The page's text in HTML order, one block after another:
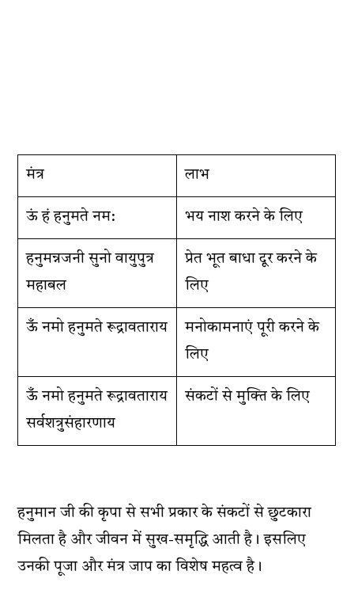
मंत्र लाभ
ऊं हं हनुमते नम: भय नाश करने के लिए
हनुमन्नजनी सुनो वायुपुत्र
महाबल
प्रेत भूत बाधा दूर करने के
लिए
ऊँ नमो हनुमते रूद्रावताराय
मनोकामनाएं पूरी करने के
लिए
ऊँ नमो हनुमते रूद्रावताराय
सर्वशत्रुसंहारणाय
संकटों से मुक्ति के लिए
हनुमान जी की कृपा से सभी प्रकार के संकटों से छुटकारा
मिलता है और जीवन में सुख-समृद्धि आती है। इसलिए
उनकी पूजा और मंत्र जाप का विशेष महत्व है।